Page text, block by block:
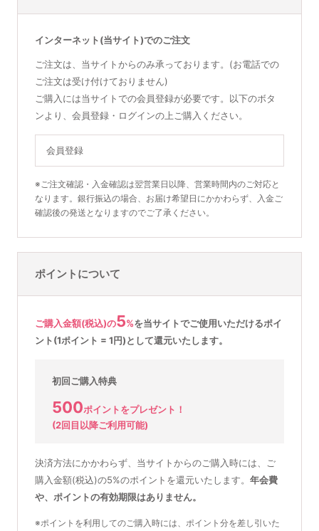
インターネット(当サイト)でのご注文
ご注文は、当サイトからのみ承っております。(お電話での
ご注文は受け付けておりません)
ご購入には当サイトでの会員登録が必要です。以下のボタ
ンより、会員登録・ログインの上ご購入ください。
会員登録
※ご注文確認・入金確認は翌営業日以降、営業時間内のご対応と
なります。銀行振込の場合、お届け希望日にかかわらず、入金ご
確認後の発送となりますのでご了承ください。
ポイントについて
ご購入金額(税込)の5%を当サイトでご使用いただけるポイ
ント(1ポイント = 1円)として還元いたします。
初回ご購入特典
500ポイントをプレゼント！
(2回目以降ご利用可能)
決済方法にかかわらず、当サイトからのご購入時には、ご
購入金額(税込)の5%のポイントを還元いたします。 年会費
や、ポイントの有効期限はありません。
※ポイントを利用してのご購入時には、ポイント分を差し引いた